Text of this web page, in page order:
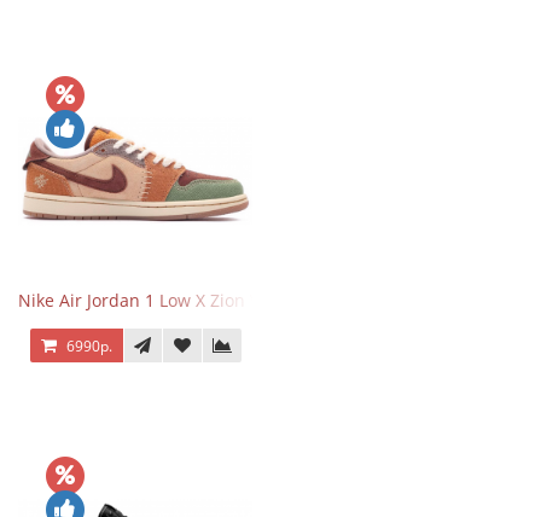
Nike Air Jordan 1 Low X Zion Williamson Voodoo
6990р.